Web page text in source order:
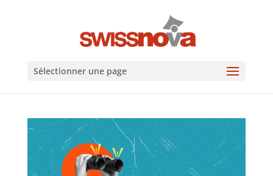
Sélectionner une page